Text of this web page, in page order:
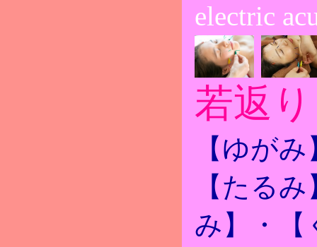
electric
若返り
【ゆが
【たる
み】・【